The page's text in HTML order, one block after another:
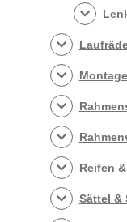
Reifen
Sättel &